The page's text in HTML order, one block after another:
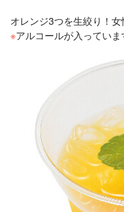
オレンジ3つを生絞り！女
※アルコールが入っていま